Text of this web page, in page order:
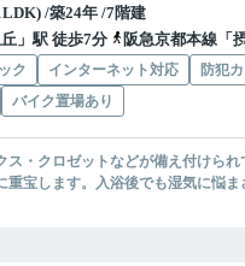
/築24年 /7階建
」駅 徒歩7分
阪急京都本線「摂津市
ク インターネット対応
防犯
バイク置場あり
ス・クロゼットなどが備え付けられ
重宝します。入浴後でも湿気に悩ま